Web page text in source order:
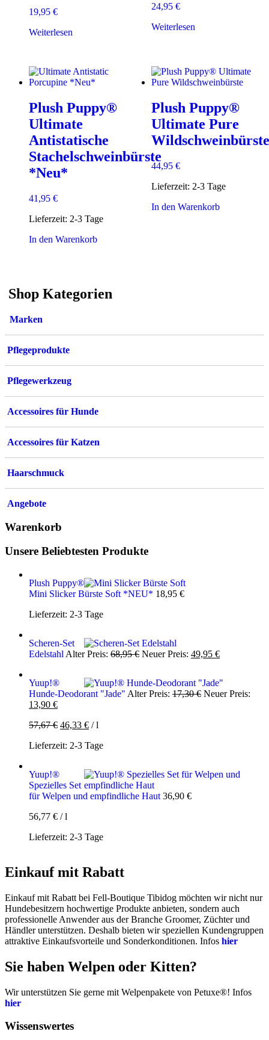
19,95 €
Weiterlesen
24,95 €
Weiterlesen
Plush Puppy®
Ultimate
Antistatische
Stachelschweinbürste
*Neu*
41,95 €
Lieferzeit: 2-3 Tage
In den Warenkorb
Plush Puppy®
Ultimate Pure
Wildschweinbürste
44,95 €
Lieferzeit: 2-3 Tage
In den Warenkorb
Shop Kategorien
Marken
Pflegeprodukte
Pflegewerkzeug
Accessoires für Hunde
Accessoires für Katzen
Haarschmuck
Angebote
Warenkorb
Unsere Beliebtesten Produkte
Plush Puppy®
Mini Slicker Bürste Soft *NEU* 18,95 €
Lieferzeit: 2-3 Tage
Scheren-Set
Edelstahl Alter Preis: 68,95€ Ursprünglicher
68,95 €
Neuer Preis: 49,95 €Aktueller
Yuup!®
Hunde-Deodorant "Jade" Alter Preis: 17,30€ Ursprünglicher
Neuer Preis:
13,90 €Aktueller
ist:
57,67€ 46,33 € /l
Lieferzeit: 2-3 Tage
Yuup!®
Spezielles Set
für Welpen und empfindliche Haut 36,90 €
56,77 € /l
Lieferzeit: 2-3 Tage
Einkauf mit Rabatt
Einkauf mit Rabatt bei Fell-Boutique Tibidog möchten wir nicht nur
Hundebesitzern hochwertige Produkte anbieten, sondern auch
professionelle Anwender aus der Branche Groomer, Züchter und
Händler unterstützen. Deshalb bieten wir speziellen Kundengruppen
attraktive Einkaufsvorteile und Sonderkonditionen. Infos hier
Sie haben Welpen oder Kitten?
Wir unterstützen Sie gerne mit Welpenpakete von Petuxe®! Infos
hier
Wissenswertes